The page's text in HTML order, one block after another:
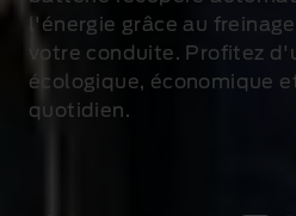
l'énergie grâce au
votre conduite. Profitez
écologique, économique
quotidien.